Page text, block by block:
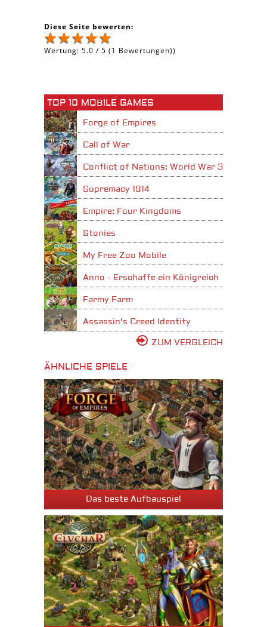
Diese Seite bewerten:
Wertung: 5.0 / 5 (1 Bewertungen))
TOP 10 MOBILE GAMES
Forge of Empires
Call of War
Conflict of Nations: World War 3
Supremacy 1914
Empire: Four Kingdoms
Stonies
My Free Zoo Mobile
Anno - Erschaffe ein Königreich
Farmy Farm
Assassin's Creed Identity
ZUM VERGLEICH
ÄHNLICHE SPIELE
Das beste Aufbauspiel